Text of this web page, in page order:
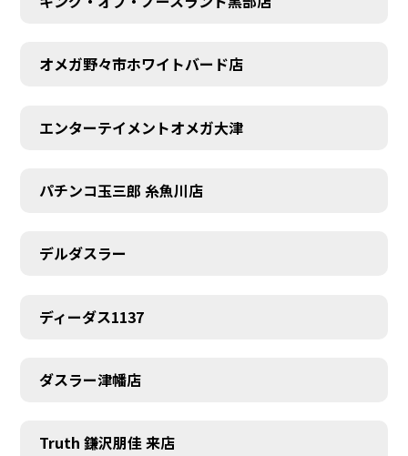
オメガ野々市ホワイトバード店
エンターテイメントオメガ大津
パチンコ玉三郎 糸魚川店
デルダスラー
ディーダス1137
ダスラー津幡店
Truth 鎌沢朋佳 来店